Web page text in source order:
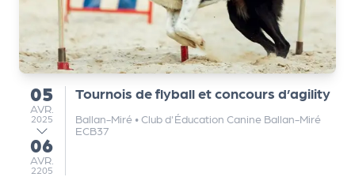
du
05
AVRIL
AVR.
2025
au
06
AVRIL
AVR.
2205
Tournois de flyball et concours d’agility
Ballan-Miré •Club d'Éducation Canine Ballan-Miré
ECB37
o
p